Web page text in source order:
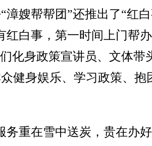
漳嫂帮帮团”还推出了“红
红白事，第一时间上门帮
化身政策宣讲员、文体带
健身娱乐、学习政策、抱
重在雪中送炭，贵在办